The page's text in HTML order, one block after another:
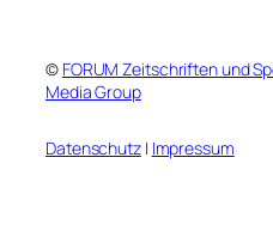
© FORUM Zeitschriften und
Media Group
Datenschutz| Impressum